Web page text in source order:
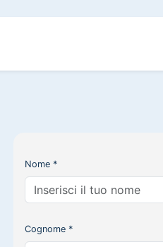
Nome *
Cognome *